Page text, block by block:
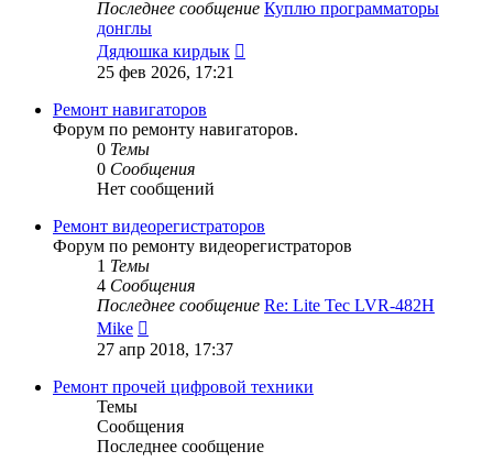
Последнее сообщение Куплю программаторы
донглы
Дядюшка кирдык
25 фев 2026, 17:21
Ремонт навигаторов
Форум по ремонту навигаторов.
0 Темы
0 Сообщения
Нет сообщений
Ремонт видеорегистраторов
Форум по ремонту видеорегистраторов
1 Темы
4 Сообщения
Последнее сообщение Re: Lite Tec LVR-482H
Mike
к
сообщению
27 апр 2018, 17:37
Ремонт прочей цифровой техники
Темы
Сообщения
Последнее сообщение